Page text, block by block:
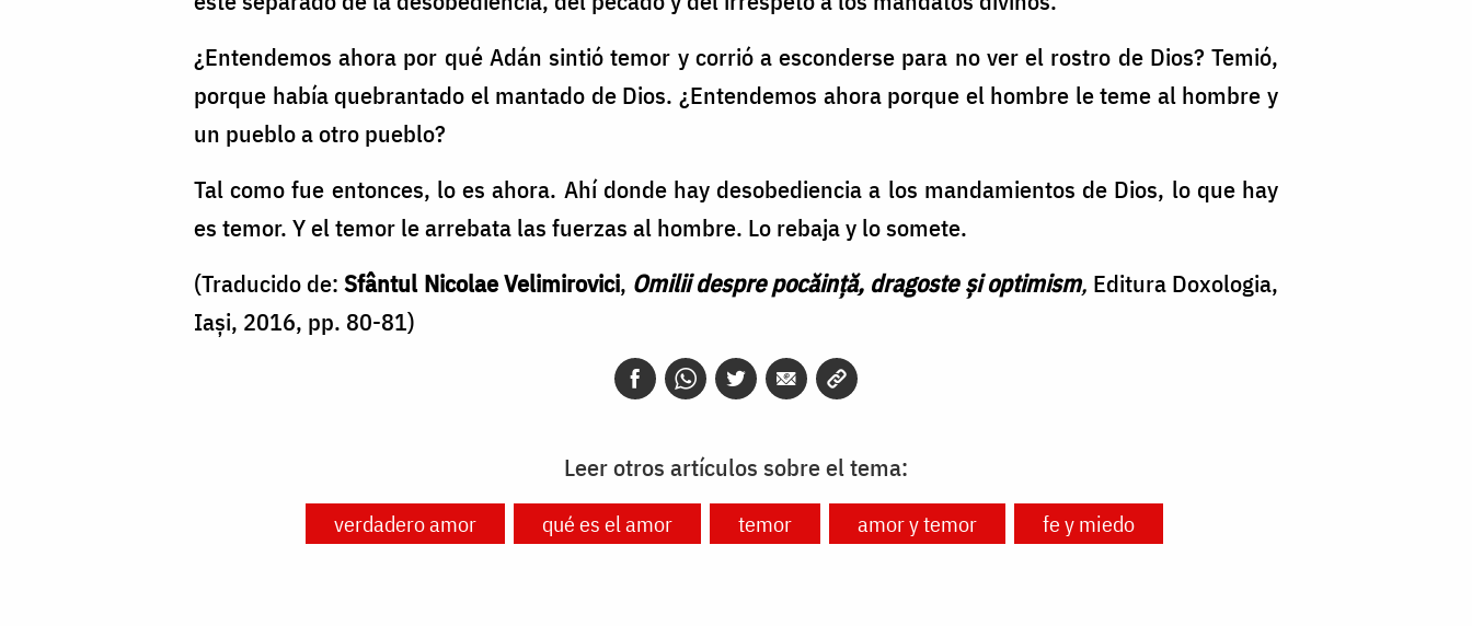
¿Entendemos ahora por qué Adán sintió temor y corrió a esconderse para no ver el rostro de Dios? Temió,
porque había quebrantado el mantado de Dios. ¿Entendemos ahora porque el hombre le teme al hombre y
un pueblo a otro pueblo?
Tal como fue entonces, lo es ahora. Ahí donde hay desobediencia a los mandamientos de Dios, lo que hay
es temor. Y el temor le arrebata las fuerzas al hombre. Lo rebaja y lo somete.
(Traducido de:Sfântul Nicolae Velimirovici, Omilii despre pocăință, dragoste și optimism, Editura Doxologia,
Iași, 2016, pp. 80-81)
Leer otros artículos sobre el tema:
verdadero amor qué es el amor temor amor y temor fe y miedo